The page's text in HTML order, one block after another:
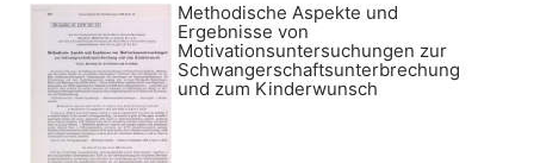
Methodische Aspekte und
Ergebnisse von
Motivationsuntersuchungen zur
Schwangerschaftsunterbrechung
und zum Kinderwunsch